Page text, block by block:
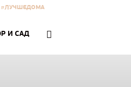
#ЛУЧШЕДОМА
И САД